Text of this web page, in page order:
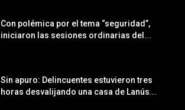
Con polémica por el tema “seguridad”,
iniciaron las sesiones ordinarias del...
Sin apuro: Delincuentes estuvieron tres
horas desvalijando una casa de Lanús...